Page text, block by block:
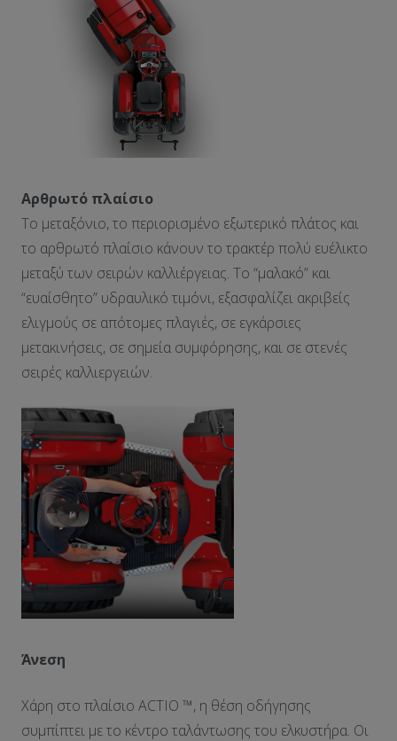
Αρθρωτό πλαίσιο
Το μεταξόνιο, το περιορισμένο εξωτερικό πλάτος και
το αρθρωτό πλαίσιο κάνουν το τρακτέρ πολύ ευέλικτο
μεταξύ των σειρών καλλιέργειας. Το “μαλακό” και
“ευαίσθητο” υδραυλικό τιμόνι, εξασφαλίζει ακριβείς
ελιγμούς σε απότομες πλαγιές, σε εγκάρσιες
μετακινήσεις, σε σημεία συμφόρησης, και σε στενές
σειρές καλλιεργειών.
Άνεση
Χάρη στο πλαίσιο ACTIO ™, η θέση οδήγησης
συμπίπτει με το κέντρο ταλάντωσης του ελκυστήρα. Οι